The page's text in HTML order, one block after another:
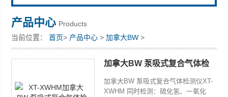
产品中心 Products
当前位置：首页> 产品中心 >加拿大BW >
加拿大BW 泵吸式复合气体检
加拿大BW 泵吸式复合气体检测仪XT-
XWHM 同时检测：硫化氢、一氧化